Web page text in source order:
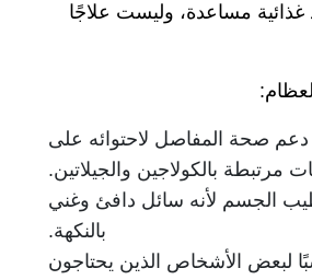
غذائية مساعدة، وليست علاجًا
صحة المفاصل لاحتوائه على
مرتبطة بالكولاجين والجيلاتين.
الجسم لأنه سائل دافئ وغني
بالنكهة.
لبعض الأشخاص الذين يحتاجون